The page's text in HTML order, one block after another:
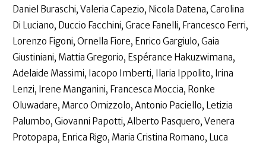
Daniel Buraschi, Valeria Capezio, Nicola Datena, Carolina
Di Luciano, Duccio Facchini, Grace Fanelli, Francesco Ferri,
Lorenzo Figoni, Ornella Fiore, Enrico Gargiulo, Gaia
Giustiniani, Mattia Gregorio, Espérance Hakuzwimana,
Adelaide Massimi, Iacopo Imberti, Ilaria Ippolito, Irina
Lenzi, Irene Manganini, Francesca Moccia, Ronke
Oluwadare, Marco Omizzolo, Antonio Paciello, Letizia
Palumbo, Giovanni Papotti, Alberto Pasquero, Venera
Protopapa, Enrica Rigo, Maria Cristina Romano, Luca